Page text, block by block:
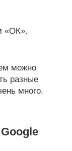
«ОК».
можно
разные
много.